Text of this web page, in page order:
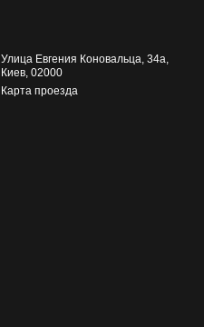
Улица Евгения Коновальца, 34а,
Киев, 02000
Карта проезда